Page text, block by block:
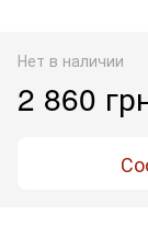
Нет в наличии
2 860